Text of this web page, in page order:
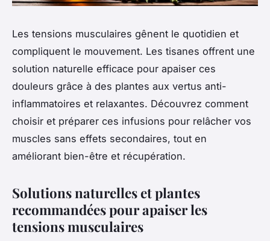
Les tensions musculaires gênent le quotidien et
compliquent le mouvement. Les tisanes offrent une
solution naturelle efficace pour apaiser ces
douleurs grâce à des plantes aux vertus anti-
inflammatoires et relaxantes. Découvrez comment
choisir et préparer ces infusions pour relâcher vos
muscles sans effets secondaires, tout en
améliorant bien-être et récupération.
Solutions naturelles et plantes
recommandées pour apaiser les
tensions musculaires